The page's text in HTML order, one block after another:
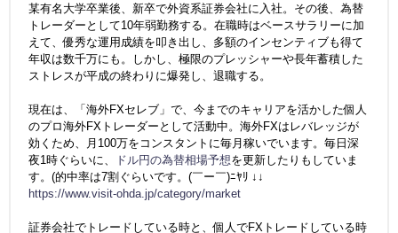
某有名大学卒業後、新卒で外資系証券会社に入社。その後、為替
トレーダーとして10年弱勤務する。在職時はベースサラリーに加
えて、優秀な運用成績を叩き出し、多額のインセンティブも得て
年収は数千万にも。しかし、極限のプレッシャーや長年蓄積した
ストレスが平成の終わりに爆発し、退職する。
現在は、「海外FXセレブ」で、今までのキャリアを活かした個人
のプロ海外FXトレーダーとして活動中。海外FXはレバレッジが
効くため、月100万をコンスタントに毎月稼いでいます。毎日深
夜1時ぐらいに、
ドル円の為替相場予想を更新したりもしていま
す。(的中率は7割ぐらいです。(￣ー￣)ﾆﾔﾘ ↓↓
https://www.visit-ohda.jp/category/market
証券会社でトレードしている時と、個人でFXトレードしている時